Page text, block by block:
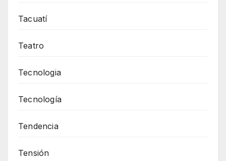
Tacuatí
Teatro
Tecnologia
Tecnología
Tendencia
Tensión